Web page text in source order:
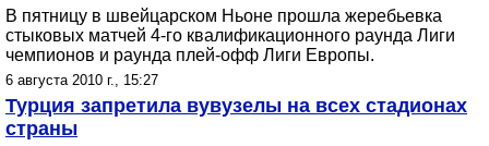
В пятницу в швейцарском Ньоне прошла жеребьевка
стыковых матчей 4-го квалификационного раунда Лиги
чемпионов и раунда плей-офф Лиги Европы.
6 августа 2010 г., 15:27
Турция запретила вувузелы на всех стадионах
страны